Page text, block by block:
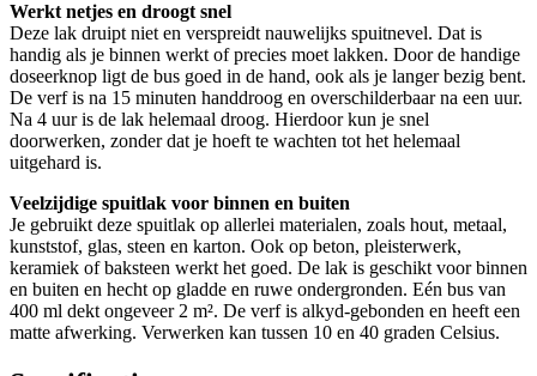
Werkt netjes en droogt snel
Deze lak druipt niet en verspreidt nauwelijks spuitnevel. Dat is
handig als je binnen werkt of precies moet lakken. Door de handige
doseerknop ligt de bus goed in de hand, ook als je langer bezig bent.
De verf is na 15 minuten handdroog en overschilderbaar na een uur.
Na 4 uur is de lak helemaal droog. Hierdoor kun je snel
doorwerken, zonder dat je hoeft te wachten tot het helemaal
uitgehard is.
Veelzijdige spuitlak voor binnen en buiten
Je gebruikt deze spuitlak op allerlei materialen, zoals hout, metaal,
kunststof, glas, steen en karton. Ook op beton, pleisterwerk,
keramiek of baksteen werkt het goed. De lak is geschikt voor binnen
en buiten en hecht op gladde en ruwe ondergronden. Eén bus van
400 ml dekt ongeveer 2 m². De verf is alkyd-gebonden en heeft een
matte afwerking. Verwerken kan tussen 10 en 40 graden Celsius.